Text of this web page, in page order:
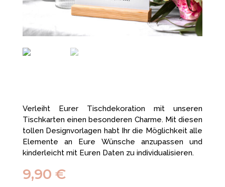
Verleiht Eurer Tischdekoration mit unseren
Tischkarten einen besonderen Charme. Mit diesen
tollen Designvorlagen habt Ihr die Möglichkeit alle
Elemente an Eure Wünsche anzupassen und
kinderleicht mit Euren Daten zu individualisieren.
9,90 €